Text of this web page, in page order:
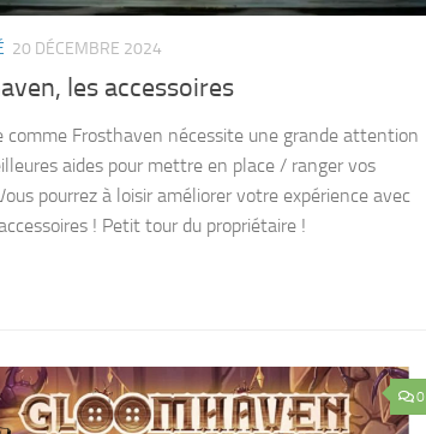
20 DÉCEMBRE 2024
les accessoires
comme Frosthaven nécessite une grande attention
aides pour mettre en place / ranger vos
pourrez à loisir améliorer votre expérience avec
! Petit tour du propriétaire !
0